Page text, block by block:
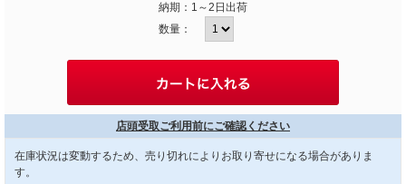
納期： 1～2日出荷
数量：
店頭受取ご利用前にご確認ください
在庫状況は変動するため、売り切れによりお取り寄せになる場合がありま
す。